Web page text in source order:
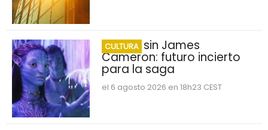
CULTURA
Avatar sin James
Cameron: futuro incierto
para la saga
el 6 agosto 2026 en 18h23 CEST